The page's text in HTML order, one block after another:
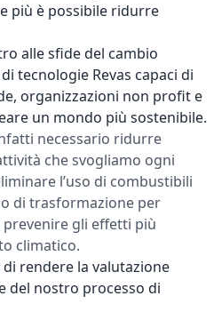
più è possibile ridurre
alle sfide del cambio
tecnologie Revas capaci di
organizzazioni non profit e
un mondo più sostenibile.
necessario ridurre
che svogliamo ogni
l’uso di combustibili
di trasformazione per
gli effetti più
climatico.
rendere la valutazione
del nostro processo di